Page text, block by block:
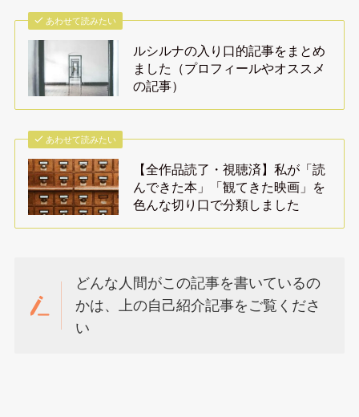
あわせて読みたい
ルシルナの入り口的記事をまとめ
ました（プロフィールやオススメ
の記事）
あわせて読みたい
【全作品読了・視聴済】私が「読
んできた本」「観てきた映画」を
色んな切り口で分類しました
どんな人間がこの記事を書いているの
かは、上の自己紹介記事をご覧くださ
い